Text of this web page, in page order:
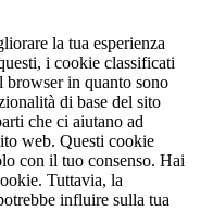
la tua esperienza
i cookie classificati
browser in quanto sono
di base del sito
che ci aiutano ad
web. Questi cookie
con il tuo consenso. Hai
Tuttavia, la
influire sulla tua